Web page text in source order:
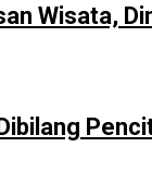
Wisata,